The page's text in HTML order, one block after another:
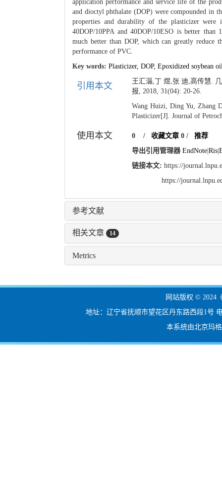
application performance and service life of the
and dioctyl phthalate (DOP) were compounded in
properties and durability of the plasticizer were
40DOP/10PPA and 40DOP/10ESO is better
much better than DOP, which can greatly reduce
performance of PVC.
Key words: Plasticizer, DOP, Epoxidized soybean
引用本文
王汇淄,丁 煜,张 迪,高传慧.
报, 2018, 31(04): 20-26.
Wang Huizi, Ding Yu, Zhang
Plasticizer[J]. Journal of
使用本文 0/ 收藏文章 0/ 推荐
导出引用管理器 EndNote| Ris|
链接本文: https://
https://
参考文献
相关文章 14
Metrics
网站版权 © 2024
地址：辽宁省抚顺市望花区丹东路西段1号
本系统由北京玛